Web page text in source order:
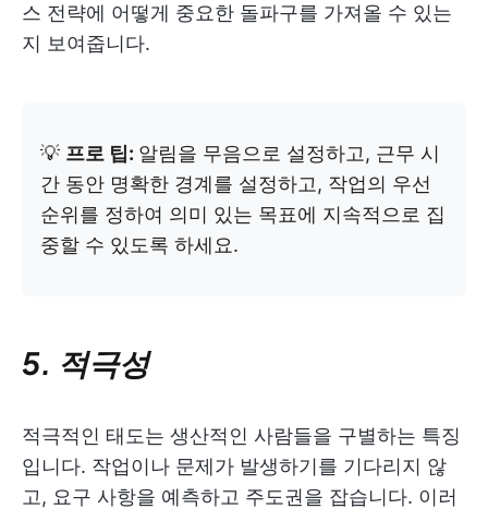
스 전략에 어떻게 중요한 돌파구를 가져올 수 있는
지 보여줍니다.
💡 프로 팁: 알림을 무음으로 설정하고, 근무 시
간 동안 명확한 경계를 설정하고, 작업의 우선
순위를 정하여 의미 있는 목표에 지속적으로 집
중할 수 있도록 하세요.
5. 적극성
적극적인 태도는 생산적인 사람들을 구별하는 특징
입니다. 작업이나 문제가 발생하기를 기다리지 않
고, 요구 사항을 예측하고 주도권을 잡습니다. 이러